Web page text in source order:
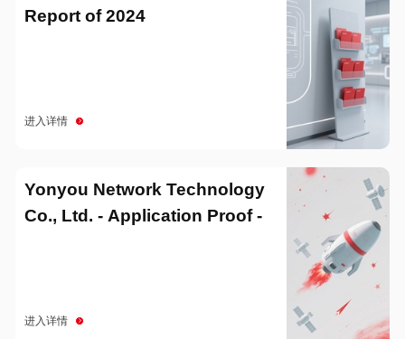
Report of 2024
进入详情
Yonyou Network Technology
Co., Ltd. - Application Proof -
进入详情